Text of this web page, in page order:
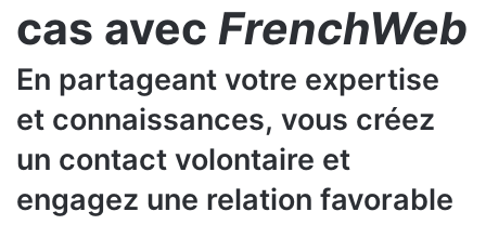
cas avec FrenchWeb
En partageant votre expertise
et connaissances, vous créez
un contact volontaire et
engagez une relation favorable